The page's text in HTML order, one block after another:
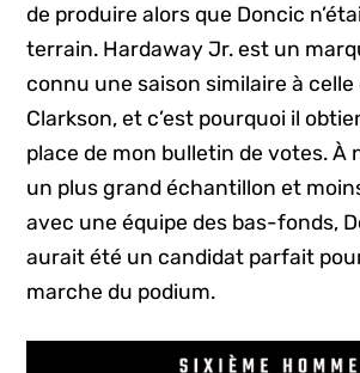
de produire alors que Doncic
terrain. Hardaway Jr. est un
connu une saison similaire à celle
Clarkson, et c’est pourquoi il
place de mon bulletin de votes. À
un plus grand échantillon et
avec une équipe des bas-fonds,
aurait été un candidat parfait
marche du podium.